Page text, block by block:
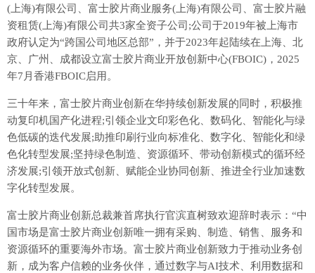
(上海)有限公司、富士胶片商业服务(上海)有限公司、富士胶片融
资租赁(上海)有限公司共3家全资子公司;公司于2019年被上海市
政府认定为“跨国公司地区总部”，并于2023年起陆续在上海、北
京、广州、成都设立富士胶片商业开放创新中心(FBOIC)，2025
年7月香港FBOIC启用。
三十年来，富士胶片商业创新在华持续创新发展的同时，积极推
动复印机国产化进程;引领企业文印彩色化、数码化、智能化与绿
色低碳的迭代发展;助推印刷行业向标准化、数字化、智能化和绿
色化转型发展;坚持绿色制造、资源循环、带动创新模式的循环经
济发展;引领开放式创新、赋能企业协同创新、推进全行业加速数
字化转型发展。
富士胶片商业创新总裁兼首席执行官滨直树致欢迎辞时表示：“中
国市场是富士胶片商业创新唯一拥有采购、制造、销售、服务和
资源循环的重要海外市场。富士胶片商业创新致力于推动业务创
新，成为客户信赖的业务伙伴，通过数字与AI技术、利用数据和